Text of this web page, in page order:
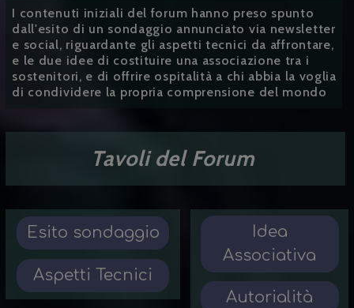
I contenuti iniziali del forum hanno preso spunto
dall'esito di un sondaggio annunciato via newsletter
e social, riguardante gli aspetti tecnici da affrontare,
e le due idee di costituire una associazione tra i
sostenitori, e di offrire ospitalità a chi abbia la voglia
di condividere la propria comprensione del mondo
Tavoli del Forum
Esito sondaggio
Aspetti Tecnici
Idea
Associativa
Autorialità